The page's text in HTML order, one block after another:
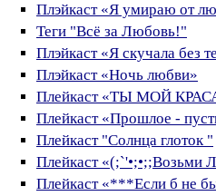
Плэйкаст «Я умираю от
Теги "Всё за Любовь!"
Плэйкаст «Я скучала без
Плэйкаст «Ночь любви»
Плейкаст «ТЫ МОЙ
Плейкаст «Прошлое -
Плейкаст "Солнца глоток "
Плейкаст «(;`'•;•;;Возьми
Плейкаст «***Если б не